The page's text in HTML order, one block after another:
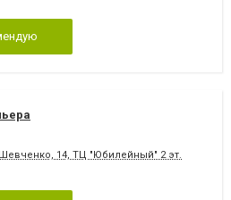
14, ТЦ "Юбилейный" 2 эт.